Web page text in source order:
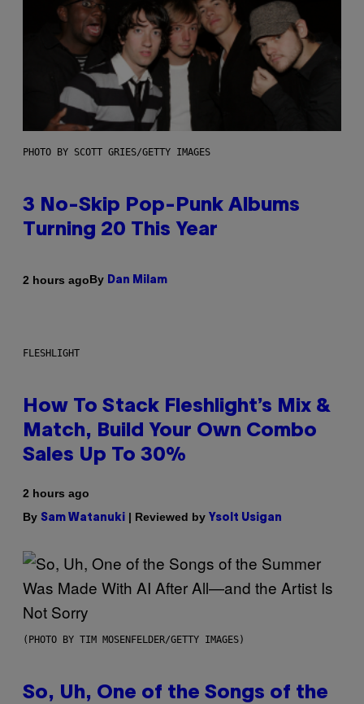
PHOTO BY SCOTT GRIES/GETTY IMAGES
3 No-Skip Pop-Punk Albums
Turning 20 This Year
2 hours agoBy Dan Milam
FLESHLIGHT
How To Stack Fleshlight’s Mix &
Match, Build Your Own Combo
Sales Up To 30%
2 hours ago
By Sam Watanuki | Reviewed by Ysolt Usigan
(PHOTO BY TIM MOSENFELDER/GETTY IMAGES)
So, Uh, One of the Songs of the